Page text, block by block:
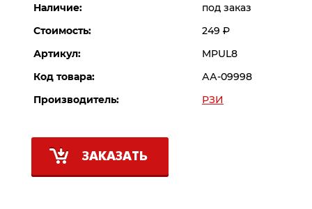
Наличие:
под заказ
Стоимость:
249 Р
Артикул:
MPUL8
Код товара:
АА-09998
Производитель:
РЗИ
ЗАКАЗАТЬ